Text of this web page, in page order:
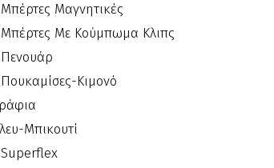
Μπέρτες Μαγνητικές
Μπέρτες Με Κούμπωμα Κλιπς
Πενουάρ
Πουκαμίσες-Κιμονό
Μπικουτί
Superflex